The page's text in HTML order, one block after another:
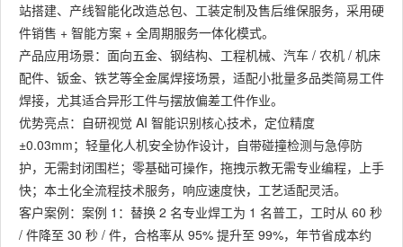
站搭建、产线智能化改造总包、工装定制及售后维保服务，采用硬
件销售 + 智能方案 + 全周期服务一体化模式。
产品应用场景：面向五金、钢结构、工程机械、汽车 / 农机 / 机床
配件、钣金、铁艺等全金属焊接场景，适配小批量多品类简易工件
焊接，尤其适合异形工件与摆放偏差工件作业。
优势亮点：自研视觉 AI 智能识别核心技术，定位精度
±0.03mm；轻量化人机安全协作设计，自带碰撞检测与急停防
护，无需封闭围栏；零基础可操作，拖拽示教无需专业编程，上手
快；本土化全流程技术服务，响应速度快，工艺适配灵活。
客户案例：案例 1：替换 2 名专业焊工为 1 名普工，工时从 60 秒
/ 件降至 30 秒 / 件，合格率从 95% 提升至 99%，年节省成本约